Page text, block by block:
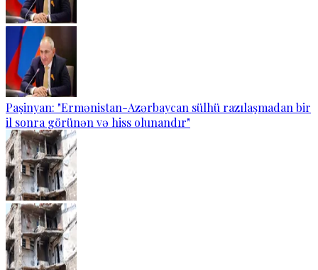
Paşinyan: "Ermənistan-Azərbaycan sülhü razılaşmadan bir
il sonra görünən və hiss olunandır"